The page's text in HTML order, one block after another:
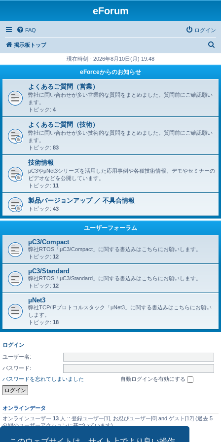
eForum
FAQ ログイン
掲示板トップ
現在時刻 - 2026年8月10日(月) 19:48
eForceからのお知らせ
よくあるご質問（営業）
弊社に問い合わせが多い営業的な質問をまとめました。質問前にご確認願い
ます。
トピック: 4
よくあるご質問（技術）
弊社に問い合わせが多い技術的な質問をまとめました。質問前にご確認願い
ます。
トピック: 83
技術情報
μC3やμNet3シリーズを活用した応用事例や各種技術情報、デモやセミナーの
ビデオなどを公開しています。
トピック: 11
製品バージョンアップ ／ 不具合情報
トピック: 43
ユーザーフォーラム
μC3/Compact
弊社RTOS「μC3/Compact」に関する書込みはこちらにお願いします。
トピック: 12
μC3/Standard
弊社RTOS「μC3/Standard」に関する書込みはこちらにお願いします。
トピック: 12
μNet3
弊社TCP/IPプロトコルスタック「μNet3」に関する書込みはこちらにお願い
します。
トピック: 18
ログイン
ユーザー名:
パスワード:
パスワードを忘れてしまいました
自動ログインを有効にする
オンラインデータ
オンラインユーザー 13 人 :: 登録ユーザー[1], お忍びユーザー[0] and ゲスト[12] (過去 5
分間のユーザーアクションに基づいています)